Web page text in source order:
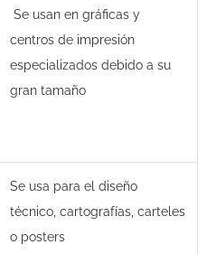
Se usan en gráficas y
centros de impresión
especializados debido a su
gran tamaño
Se usa para el diseño
técnico, cartografías, carteles
o posters